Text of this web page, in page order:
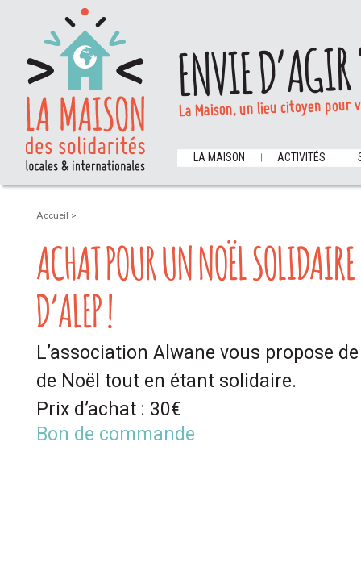
ENVIE
La Maison, un lieu citoyen
LA MAISON ACTIVITÉS
Accueil >
ACHAT POUR UN NOËL
D’ALEP !
L’association Alwane vous propose
de Noël tout en étant solidaire.
Prix d’achat : 30€
Bon de commande